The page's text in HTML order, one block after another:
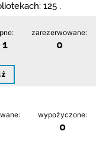
125 .
1
zarezerwowane:
0
wypożyczone:
0